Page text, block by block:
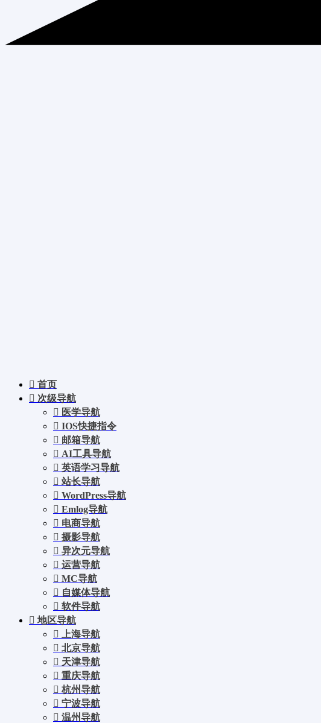
首页
次级导航
医学导航
IOS快捷指令
邮箱导航
AI工具导航
英语学习导航
站长导航
WordPress导航
Emlog导航
电商导航
摄影导航
异次元导航
运营导航
MC导航
自媒体导航
软件导航
地区导航
上海导航
北京导航
天津导航
重庆导航
杭州导航
宁波导航
温州导航